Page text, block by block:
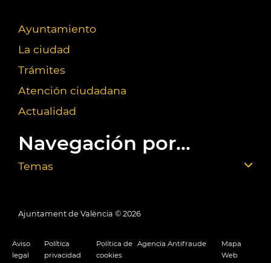
Ayuntamiento
La ciudad
Trámites
Atención ciudadana
Actualidad
Navegación por...
Temas
Ajuntament de València © 2026
Aviso
legal
Política
privacidad
Política de
cookies
Agencia Antifraude
Mapa
Web